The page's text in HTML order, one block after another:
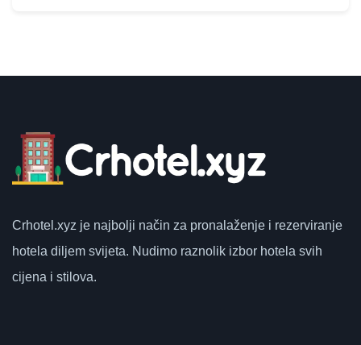
Crhotel.xyz je najbolji način za pronalaženje i rezerviranje
hotela diljem svijeta. Nudimo raznolik izbor hotela svih
cijena i stilova.